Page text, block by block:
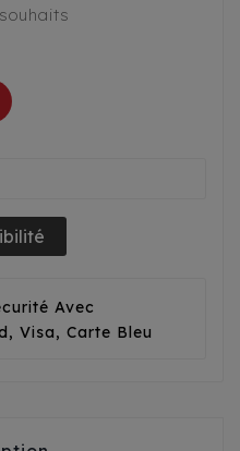
Avec
Visa, Carte Bleu